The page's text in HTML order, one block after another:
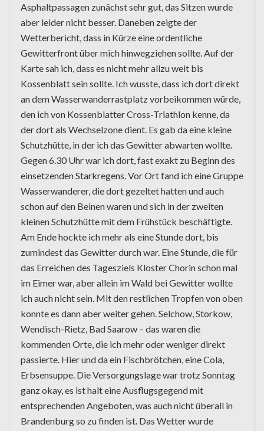
Asphaltpassagen zunächst sehr gut, das Sitzen wurde
aber leider nicht besser. Daneben zeigte der
Wetterbericht, dass in Kürze eine ordentliche
Gewitterfront über mich hinwegziehen sollte. Auf der
Karte sah ich, dass es nicht mehr allzu weit bis
Kossenblatt sein sollte. Ich wusste, dass ich dort direkt
an dem Wasserwanderrastplatz vorbeikommen würde,
den ich von Kossenblatter Cross-Triathlon kenne, da
der dort als Wechselzone dient. Es gab da eine kleine
Schutzhütte, in der ich das Gewitter abwarten wollte.
Gegen 6.30 Uhr war ich dort, fast exakt zu Beginn des
einsetzenden Starkregens. Vor Ort fand ich eine Gruppe
Wasserwanderer, die dort gezeltet hatten und auch
schon auf den Beinen waren und sich in der zweiten
kleinen Schutzhütte mit dem Frühstück beschäftigte.
Am Ende hockte ich mehr als eine Stunde dort, bis
zumindest das Gewitter durch war. Eine Stunde, die für
das Erreichen des Tagesziels Kloster Chorin schon mal
im Eimer war, aber allein im Wald bei Gewitter wollte
ich auch nicht sein. Mit den restlichen Tropfen von oben
konnte es dann aber weiter gehen. Selchow, Storkow,
Wendisch-Rietz, Bad Saarow – das waren die
kommenden Orte, die ich mehr oder weniger direkt
passierte. Hier und da ein Fischbrötchen, eine Cola,
Erbsensuppe. Die Versorgungslage war trotz Sonntag
ganz okay, es ist halt eine Ausflugsgegend mit
entsprechenden Angeboten, was auch nicht überall in
Brandenburg so zu finden ist. Das Wetter wurde